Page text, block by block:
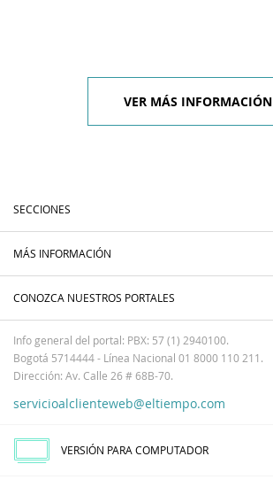
VER MÁS INFORMACIÓN
SECCIONES
MÁS INFORMACIÓN
CONOZCA NUESTROS PORTALES
Info general del portal: PBX: 57 (1) 2940100.
Bogotá 5714444 - Línea Nacional 01 8000 110 211.
Dirección: Av. Calle 26 # 68B-70.
servicioalclienteweb@eltiempo.com
VERSIÓN PARA COMPUTADOR